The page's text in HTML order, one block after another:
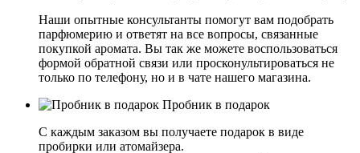
Наши опытные консультанты помогут вам подобрать
парфюмерию и ответят на все вопросы, связанные
покупкой аромата. Вы так же можете воспользоваться
формой обратной связи или просконультироваться не
только по телефону, но и в чате нашего магазина.
Пробник в подарок
С каждым заказом вы получаете подарок в виде
пробирки или атомайзера.